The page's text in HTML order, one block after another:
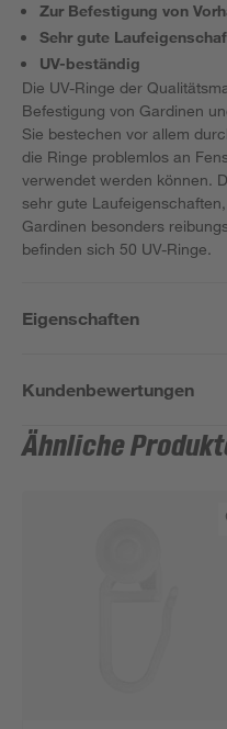
Zur Befestigung von
Sehr gute
UV-beständig
Die UV-Ringe der
Befestigung von Gardinen
Sie bestechen vor allem
die Ringe problemlos an
verwendet werden können.
sehr gute
Gardinen besonders
befinden sich 50 UV-Ringe.
Eigenschaften
Kundenbewertungen
Ähnliche